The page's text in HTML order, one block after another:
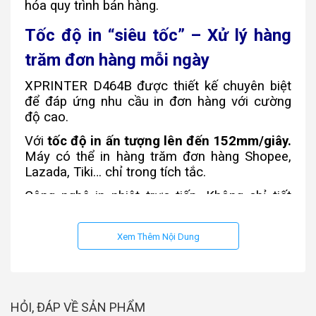
hóa quy trình bán hàng.
Tốc độ in “siêu tốc” – Xử lý hàng
trăm đơn hàng mỗi ngày
XPRINTER D464B được thiết kế chuyên biệt
để đáp ứng nhu cầu in đơn hàng với cường
độ cao.
Vớitốc độ in ấn tượng lên đến 152mm/giây.
Máy có thể in hàng trăm đơn hàng Shopee,
Lazada, Tiki… chỉ trong tích tắc.
Công nghệ in nhiệt trực tiếp. Không chỉ tiết
không lem.
Đặc biệt, vớiđộ phân giải 203 DPI, mọi thông
Kết nối “chuẩn” không dây – Vận
Xem Thêm Nội Dung
HỎI, ĐÁP VỀ SẢN PHẨM